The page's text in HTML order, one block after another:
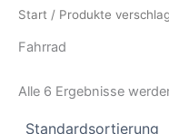
Start / Produkte
Fahrrad
Alle 6 Ergebnisse